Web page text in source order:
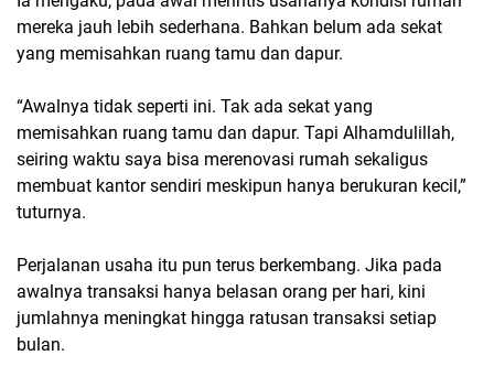
mereka jauh lebih sederhana. Bahkan belum ada sekat
yang memisahkan ruang tamu dan dapur.
“Awalnya tidak seperti ini. Tak ada sekat yang
memisahkan ruang tamu dan dapur. Tapi Alhamdulillah,
seiring waktu saya bisa merenovasi rumah sekaligus
membuat kantor sendiri meskipun hanya berukuran kecil,”
tuturnya.
Perjalanan usaha itu pun terus berkembang. Jika pada
awalnya transaksi hanya belasan orang per hari, kini
jumlahnya meningkat hingga ratusan transaksi setiap
bulan.